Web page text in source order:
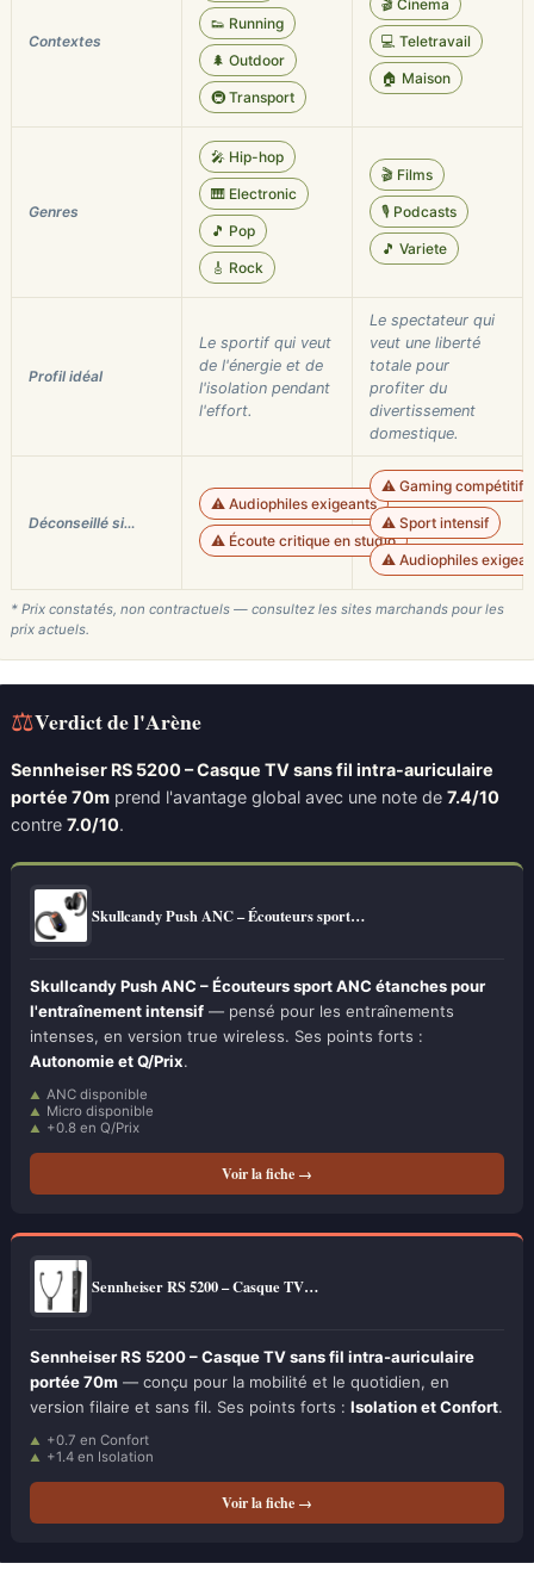
Contextes
👟 Running
🌲 Outdoor
🚇 Transport
🎬 Cinema
💻 Teletravail
🏠 Maison
Genres
🎤 Hip-hop
🎹 Electronic
🎵 Pop
🎸 Rock
🎬 Films
🎙️ Podcasts
🎵 Variete
Profil idéal
Le sportif qui veut
de l'énergie et de
l'isolation pendant
l'effort.
Le spectateur qui
veut une liberté
totale pour
profiter du
divertissement
domestique.
Déconseillé si…
⚠️ Audiophiles exigeants
⚠️ Écoute critique en studio
⚠️ Gaming compétitif
⚠️ Sport intensif
⚠️ Audiophiles
* Prix constatés, non contractuels — consultez les sites marchands pour les
prix actuels.
⚖Verdict de l'Arène
Sennheiser RS 5200 – Casque TV sans fil intra-auriculaire
portée 70m prend l'avantage global avec une note de 7.4/10
contre 7.0/10.
Skullcandy Push ANC – Écouteurs sport…
Skullcandy Push ANC – Écouteurs sport ANC étanches pour
l'entraînement intensif — pensé pour les entraînements
intenses, en version true wireless. Ses points forts :
Autonomie et Q/Prix.
ANC disponible
Micro disponible
+0.8 en Q/Prix
Voir la fiche →
Sennheiser RS 5200 – Casque TV…
Sennheiser RS 5200 – Casque TV sans fil intra-auriculaire
portée 70m — conçu pour la mobilité et le quotidien, en
version filaire et sans fil. Ses points forts : Isolation et Confort.
+0.7 en Confort
+1.4 en Isolation
Voir la fiche →